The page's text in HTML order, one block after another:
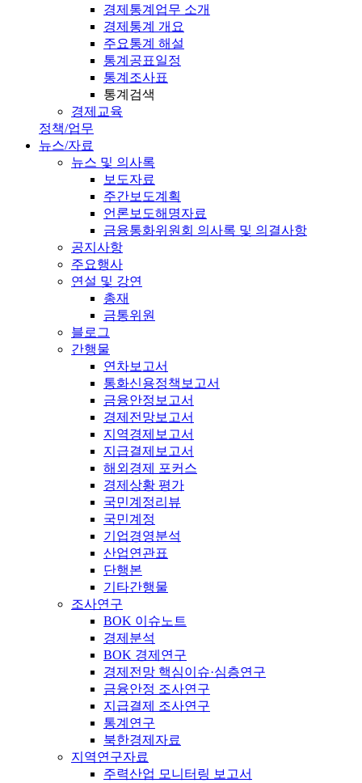
경제통계업무 소개
경제통계 개요
주요통계 해설
통계공표일정
통계조사표
통계검색
경제교육
정책/업무
뉴스/자료
뉴스 및 의사록
보도자료
주간보도계획
언론보도해명자료
금융통화위원회 의사록 및 의결사항
공지사항
주요행사
연설 및 강연
총재
금통위원
블로그
간행물
연차보고서
통화신용정책보고서
금융안정보고서
경제전망보고서
지역경제보고서
지급결제보고서
해외경제 포커스
경제상황 평가
국민계정리뷰
국민계정
기업경영분석
산업연관표
단행본
기타간행물
조사연구
BOK 이슈노트
경제분석
BOK 경제연구
경제전망 핵심이슈·심층연구
금융안정 조사연구
지급결제 조사연구
통계연구
북한경제자료
지역연구자료
주력산업 모니터링 보고서